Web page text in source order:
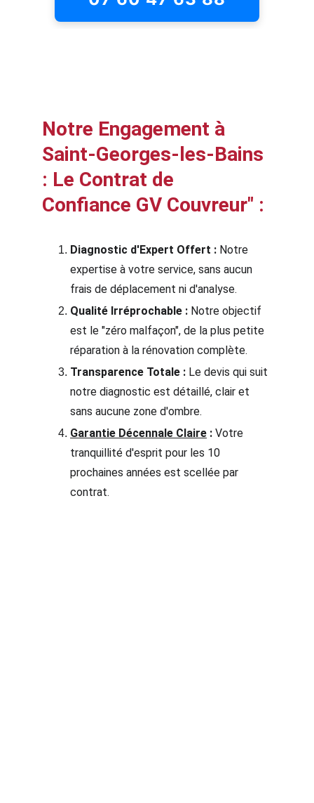
Notre Engagement à
Saint-Georges-les-Bains
: Le Contrat de
Confiance GV Couvreur" :
Diagnostic d'Expert Offert : Notre
expertise à votre service, sans aucun
frais de déplacement ni d'analyse.
Qualité Irréprochable : Notre objectif
est le "zéro malfaçon", de la plus petite
réparation à la rénovation complète.
Transparence Totale : Le devis qui suit
notre diagnostic est détaillé, clair et
sans aucune zone d'ombre.
Garantie Décennale Claire : Votre
tranquillité d'esprit pour les 10
prochaines années est scellée par
contrat.